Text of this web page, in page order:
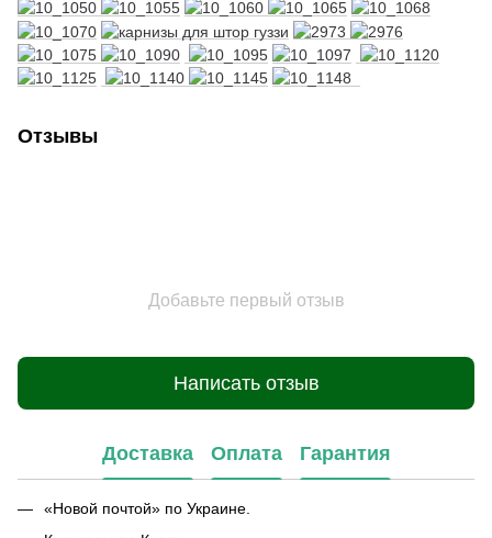
Отзывы
Добавьте первый отзыв
Написать отзыв
Доставка Оплата Гарантия
«Новой почтой» по Украине.